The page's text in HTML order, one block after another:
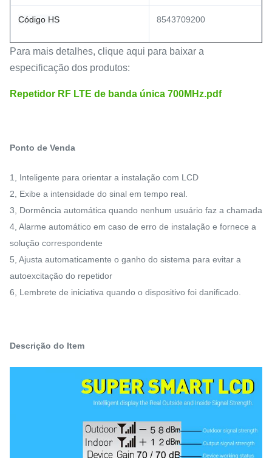
Código HS 8543709200
Para mais detalhes, clique aqui para baixar a
especificação dos produtos:
Repetidor RF LTE de banda única 700MHz.pdf
Ponto de Venda
1, Inteligente para orientar a instalação com LCD
2, Exibe a intensidade do sinal em tempo real.
3, Dormência automática quando nenhum usuário faz a chamada
4, Alarme automático em caso de erro de instalação e fornece a
solução correspondente
5, Ajusta automaticamente o ganho do sistema para evitar a
autoexcitação do repetidor
6, Lembrete de iniciativa quando o dispositivo foi danificado.
Descrição do Item